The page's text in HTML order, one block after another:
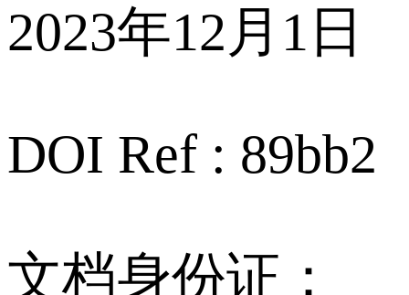
2023年12月1日
DOI Ref : 89bb2
文档身份证：